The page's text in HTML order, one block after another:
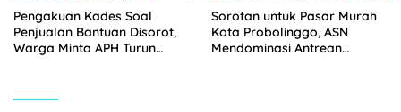
Pengakuan Kades Soal
Penjualan Bantuan Disorot,
Warga Minta APH Turun
Sorotan untuk Pasar Murah
Kota Probolinggo, ASN
Mendominasi Antrean